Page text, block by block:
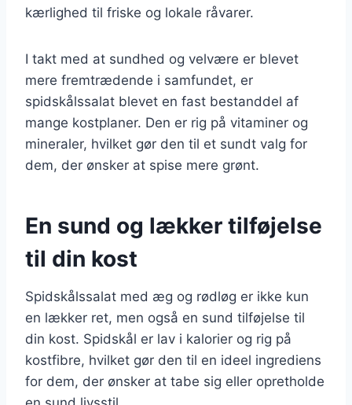
kærlighed til friske og lokale råvarer.
I takt med at sundhed og velvære er blevet
mere fremtrædende i samfundet, er
spidskålssalat blevet en fast bestanddel af
mange kostplaner. Den er rig på vitaminer og
mineraler, hvilket gør den til et sundt valg for
dem, der ønsker at spise mere grønt.
En sund og lækker tilføjelse
til din kost
Spidskålssalat med æg og rødløg er ikke kun
en lækker ret, men også en sund tilføjelse til
din kost. Spidskål er lav i kalorier og rig på
kostfibre, hvilket gør den til en ideel ingrediens
for dem, der ønsker at tabe sig eller opretholde